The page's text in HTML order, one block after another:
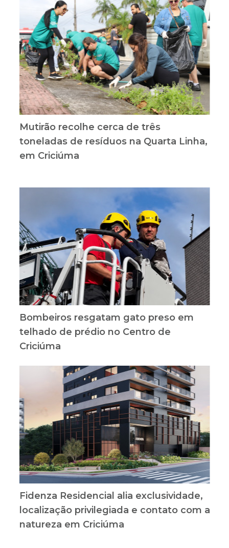
Mutirão recolhe cerca de três
toneladas de resíduos na Quarta Linha,
em Criciúma
Bombeiros resgatam gato preso em
telhado de prédio no Centro de
Criciúma
Fidenza Residencial alia exclusividade,
localização privilegiada e contato com a
natureza em Criciúma